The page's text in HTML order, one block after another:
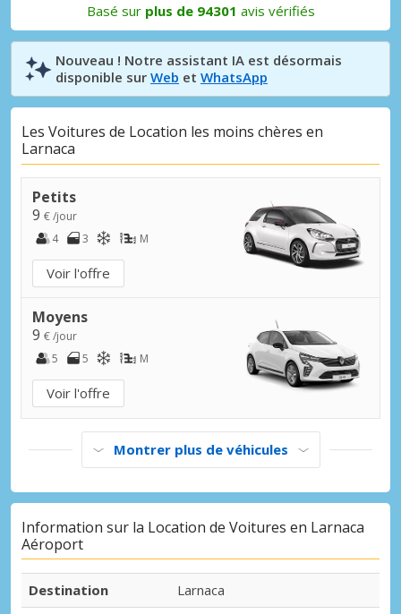
Basé sur plus de 94301 avis vérifiés
Nouveau ! Notre assistant IA est désormais
disponible sur Web et WhatsApp
Les Voitures de Location les moins chères en
Larnaca
Petits
9 € /jour
4
3 M
Voir l'offre
Moyens
9 € /jour
5
5 M
Voir l'offre
Montrer plus de véhicules
Information sur la Location de Voitures en Larnaca
Aéroport
Destination
Larnaca